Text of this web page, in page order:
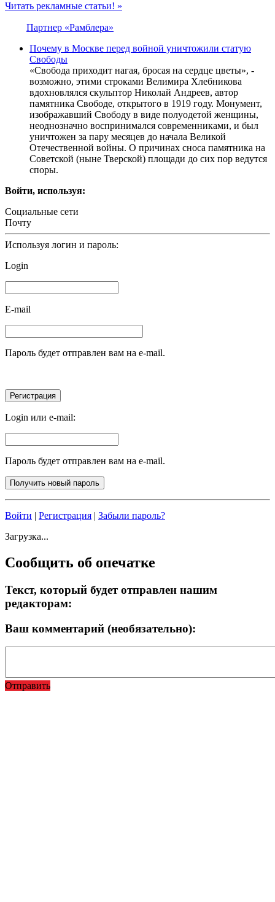
Читать рекламные статьи! »
Партнер «Рамблера»
Почему в Москве перед войной уничтожили статую
Свободы
«Свобода приходит нагая, бросая на сердце цветы», -
возможно, этими строками Велимира Хлебникова
вдохновлялся скульптор Николай Андреев, автор
памятника Свободе, открытого в 1919 году. Монумент,
изображавший Свободу в виде полуодетой женщины,
неоднозначно воспринимался современниками, и был
уничтожен за пару месяцев до начала Великой
Отечественной войны. О причинах сноса памятника на
Советской (ныне Тверской) площади до сих пор ведутся
споры.
Войти, используя:
Социальные сети
Почту
Используя логин и пароль:
Login
E-mail
Пароль будет отправлен вам на e-mail.
Login или e-mail:
Пароль будет отправлен вам на e-mail.
Войти | Регистрация | Забыли пароль?
Загрузка...
Сообщить об опечатке
Текст, который будет отправлен нашим
редакторам:
Ваш комментарий (необязательно):
Отправить